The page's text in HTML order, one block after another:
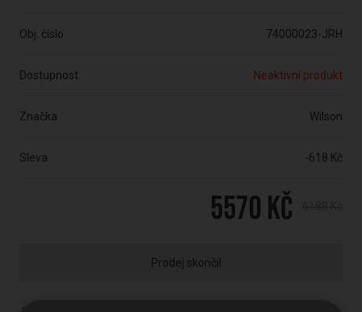
Obj. číslo 74000023-JRH
Dostupnost Neaktivní produkt
Značka Wilson
Sleva -618 Kč
5570 Kč 6188 Kč
Prodej skončil